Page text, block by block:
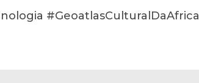
#GeoatlasCulturalDaAfrica